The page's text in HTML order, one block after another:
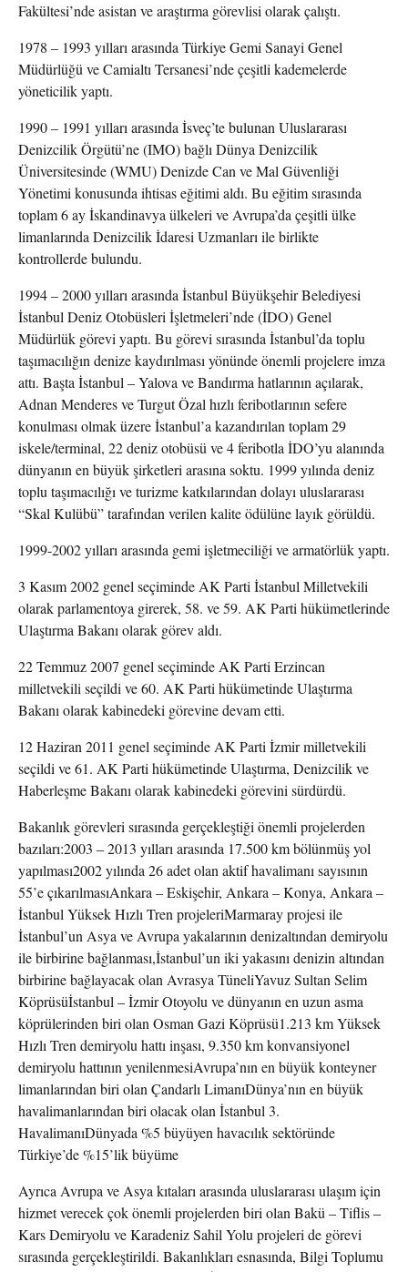
Fakültesi’nde asistan ve araştırma görevlisi olarak çalıştı.
1978 – 1993 yılları arasında Türkiye Gemi Sanayi Genel
Müdürlüğü ve Camialtı Tersanesi’nde çeşitli kademelerde
yöneticilik yaptı.
1990 – 1991 yılları arasında İsveç’te bulunan Uluslararası
Denizcilik Örgütü’ne (IMO) bağlı Dünya Denizcilik
Üniversitesinde (WMU) Denizde Can ve Mal Güvenliği
Yönetimi konusunda ihtisas eğitimi aldı. Bu eğitim sırasında
toplam 6 ay İskandinavya ülkeleri ve Avrupa’da çeşitli ülke
limanlarında Denizcilik İdaresi Uzmanları ile birlikte
kontrollerde bulundu.
1994 – 2000 yılları arasında İstanbul Büyükşehir Belediyesi
İstanbul Deniz Otobüsleri İşletmeleri’nde (İDO) Genel
Müdürlük görevi yaptı. Bu görevi sırasında İstanbul’da toplu
taşımacılığın denize kaydırılması yönünde önemli projelere imza
attı. Başta İstanbul – Yalova ve Bandırma hatlarının açılarak,
Adnan Menderes ve Turgut Özal hızlı feribotlarının sefere
konulması olmak üzere İstanbul’a kazandırılan toplam 29
iskele/terminal, 22 deniz otobüsü ve 4 feribotla İDO’yu alanında
dünyanın en büyük şirketleri arasına soktu. 1999 yılında deniz
toplu taşımacılığı ve turizme katkılarından dolayı uluslararası
“Skal Kulübü” tarafından verilen kalite ödülüne layık görüldü.
1999-2002 yılları arasında gemi işletmeciliği ve armatörlük yaptı.
3 Kasım 2002 genel seçiminde AK Parti İstanbul Milletvekili
olarak parlamentoya girerek, 58. ve 59. AK Parti hükümetlerinde
Ulaştırma Bakanı olarak görev aldı.
22 Temmuz 2007 genel seçiminde AK Parti Erzincan
milletvekili seçildi ve 60. AK Parti hükümetinde Ulaştırma
Bakanı olarak kabinedeki görevine devam etti.
12 Haziran 2011 genel seçiminde AK Parti İzmir milletvekili
seçildi ve 61. AK Parti hükümetinde Ulaştırma, Denizcilik ve
Haberleşme Bakanı olarak kabinedeki görevini sürdürdü.
Bakanlık görevleri sırasında gerçekleştiği önemli projelerden
bazıları:2003 – 2013 yılları arasında 17.500 km bölünmüş yol
yapılması2002 yılında 26 adet olan aktif havalimanı sayısının
55’e çıkarılmasıAnkara – Eskişehir, Ankara – Konya, Ankara –
İstanbul Yüksek Hızlı Tren projeleriMarmaray projesi ile
İstanbul’un Asya ve Avrupa yakalarının denizaltından demiryolu
ile birbirine bağlanması,İstanbul’un iki yakasını denizin altından
birbirine bağlayacak olan Avrasya TüneliYavuz Sultan Selim
Köprüsüİstanbul – İzmir Otoyolu ve dünyanın en uzun asma
köprülerinden biri olan Osman Gazi Köprüsü1.213 km Yüksek
Hızlı Tren demiryolu hattı inşası, 9.350 km konvansiyonel
demiryolu hattının yenilenmesiAvrupa’nın en büyük konteyner
limanlarından biri olan Çandarlı LimanıDünya’nın en büyük
havalimanlarından biri olacak olan İstanbul 3.
HavalimanıDünyada %5 büyüyen havacılık sektöründe
Türkiye’de %15’lik büyüme
Ayrıca Avrupa ve Asya kıtaları arasında uluslararası ulaşım için
hizmet verecek çok önemli projelerden biri olan Bakü – Tiflis –
Kars Demiryolu ve Karadeniz Sahil Yolu projeleri de görevi
sırasında gerçekleştirildi. Bakanlıkları esnasında, Bilgi Toplumu